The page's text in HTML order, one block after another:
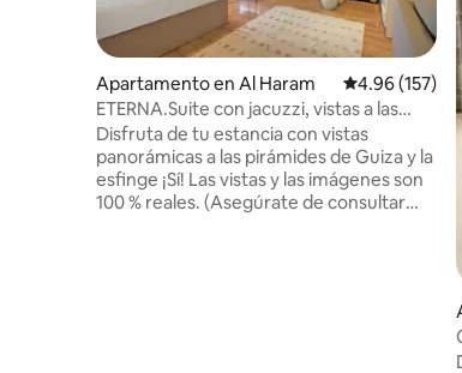
Apartamento en Al Haram Calificación
4.96 (157)
ETERNA.Suite con jacuzzi, vistas a las
pirámides y balcón
Disfruta de tu estancia con vistas
panorámicas a las pirámides de Guiza y la
esfinge ¡Sí! Las vistas y las imágenes son
100 % reales. (Asegúrate de consultar